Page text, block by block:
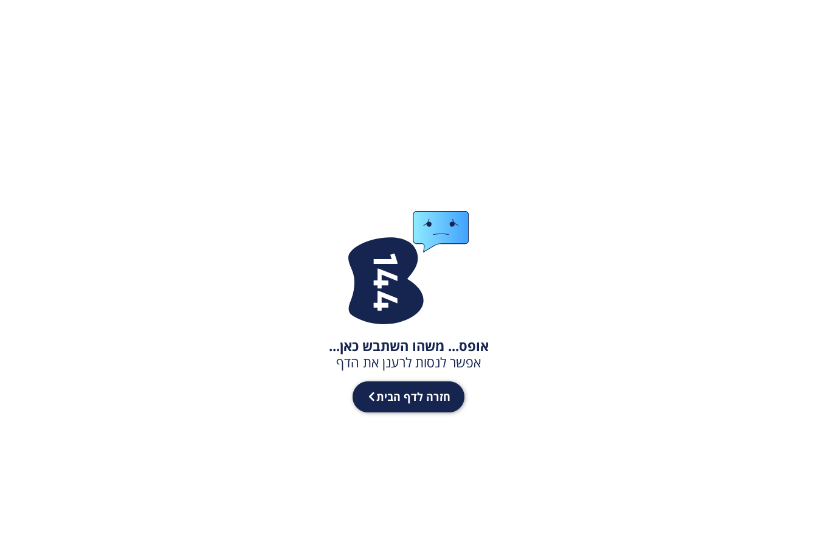
אופס... משהו השתבש כאן...
אפשר לנסות לרענן את הדף
חזרה לדף הבית